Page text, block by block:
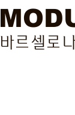
바르셀로